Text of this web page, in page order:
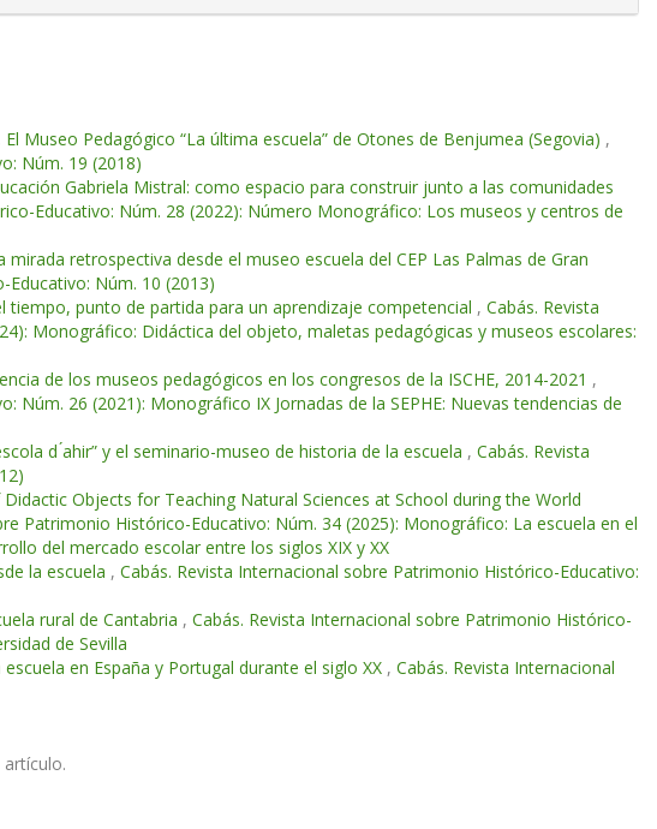
El Museo Pedagógico “La última escuela” de Otones de Benjumea (Segovia) ,
Núm. 19 (2018)
Gabriela Mistral: como espacio para construir junto a las comunidades
Educativo: Núm. 28 (2022): Número Monográfico: Los museos y centros de
mirada retrospectiva desde el museo escuela del CEP Las Palmas de Gran
Núm. 10 (2013)
tiempo, punto de partida para un aprendizaje competencial , Cabás. Revista
Monográfico: Didáctica del objeto, maletas pedagógicas y museos escolares:
de los museos pedagógicos en los congresos de la ISCHE, 2014-2021 ,
26 (2021): Monográfico IX Jornadas de la SEPHE: Nuevas tendencias de
d ́ahir” y el seminario-museo de historia de la escuela , Cabás. Revista
Objects for Teaching Natural Sciences at School during the World
Patrimonio Histórico-Educativo: Núm. 34 (2025): Monográfico: La escuela en el
del mercado escolar entre los siglos XIX y XX
la escuela , Cabás. Revista Internacional sobre Patrimonio Histórico-Educativo:
rural de Cantabria , Cabás. Revista Internacional sobre Patrimonio Histórico-
de Sevilla
en España y Portugal durante el siglo XX , Cabás. Revista Internacional